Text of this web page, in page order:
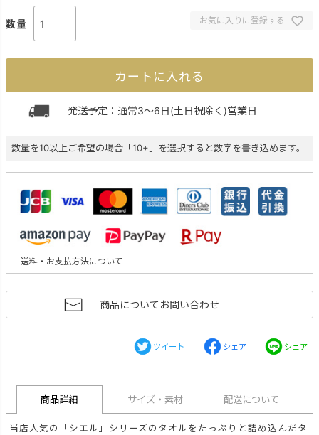
お気に入りに登録する
カートに入れる
発送予定：通常3～6日(土日祝除く)営業日
数量を10以上ご希望の場合「10+」を選択すると数字を書き込めます。
送料・お支払方法について
商品についてお問い合わせ
ツイート シェア シェア
商品詳細 サイズ・素材 配送について
当店人気の「シエル」シリーズのタオルをたっぷりと詰め込んだタ